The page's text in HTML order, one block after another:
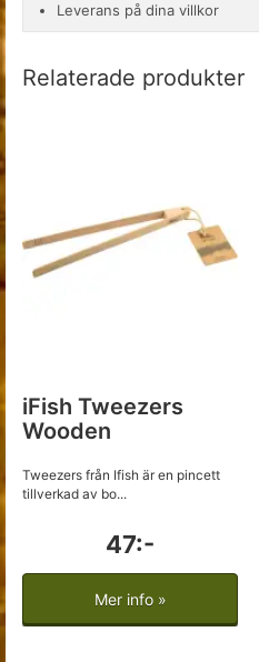
Leverans på dina villkor
Relaterade produkter
iFish Tweezers
Wooden
Tweezers från Ifish är en pincett
tillverkad av bo...
47:-
Mer info »